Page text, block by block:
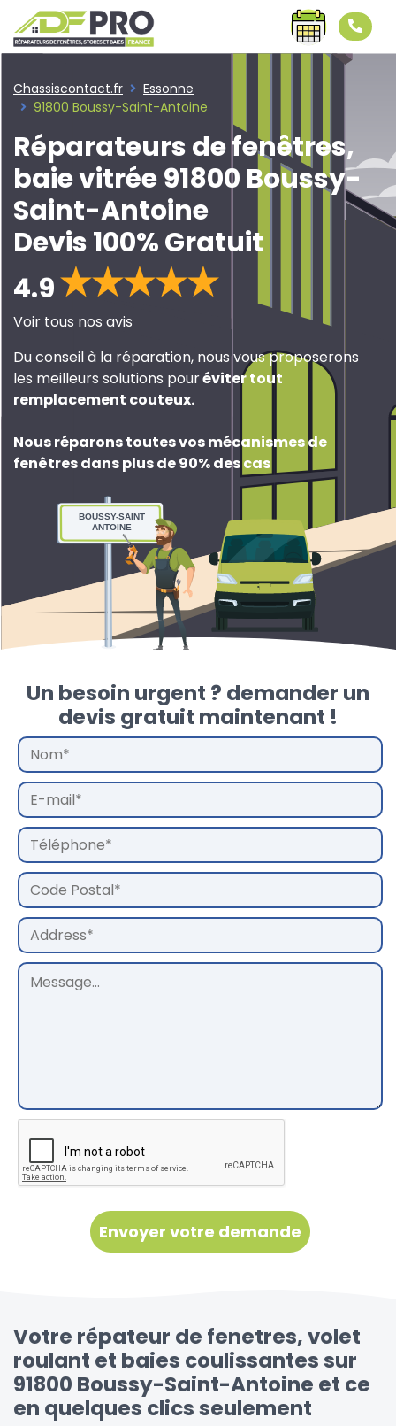
Chassiscontact.fr
Essonne
91800 Boussy-Saint-Antoine
Réparateurs de fenêtres,
baie vitrée 91800 Boussy-
Saint-Antoine
Devis 100% Gratuit
4.9
Voir tous nos avis
Du conseil à la réparation, nous vous proposerons
les meilleurs solutions pouréviter tout
remplacement couteux.
Nous réparons toutes vos mécanismes de
fenêtres dans plus de 90% des cas
BOUSSY-SAINT
ANTOINE
Un besoin urgent ? demander un
devis gratuit maintenant !
Votre répateur de fenetres, volet
roulant et baies coulissantes sur
91800 Boussy-Saint-Antoine et ce
en quelques clics seulement